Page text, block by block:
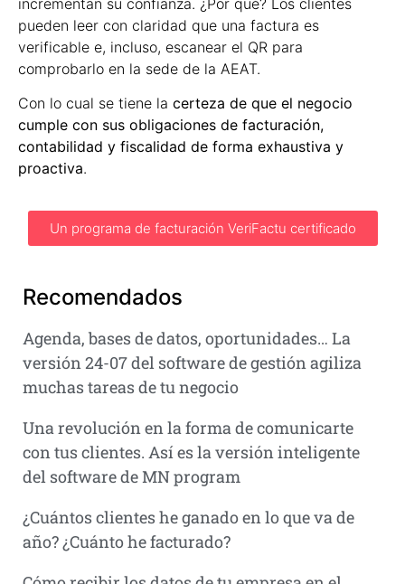
incrementan su confianza. ¿Por qué? Los clientes
pueden leer con claridad que una factura es
verificable e, incluso, escanear el QR para
comprobarlo en la sede de la AEAT.
Con lo cual se tiene la certeza de que el negocio
cumple con sus obligaciones de facturación,
contabilidad y fiscalidad de forma exhaustiva y
proactiva.
Un programa de facturación VeriFactu certificado
Recomendados
Agenda, bases de datos, oportunidades… La
versión 24-07 del software de gestión agiliza
muchas tareas de tu negocio
Una revolución en la forma de comunicarte
con tus clientes. Así es la versión inteligente
del software de MN program
¿Cuántos clientes he ganado en lo que va de
año? ¿Cuánto he facturado?